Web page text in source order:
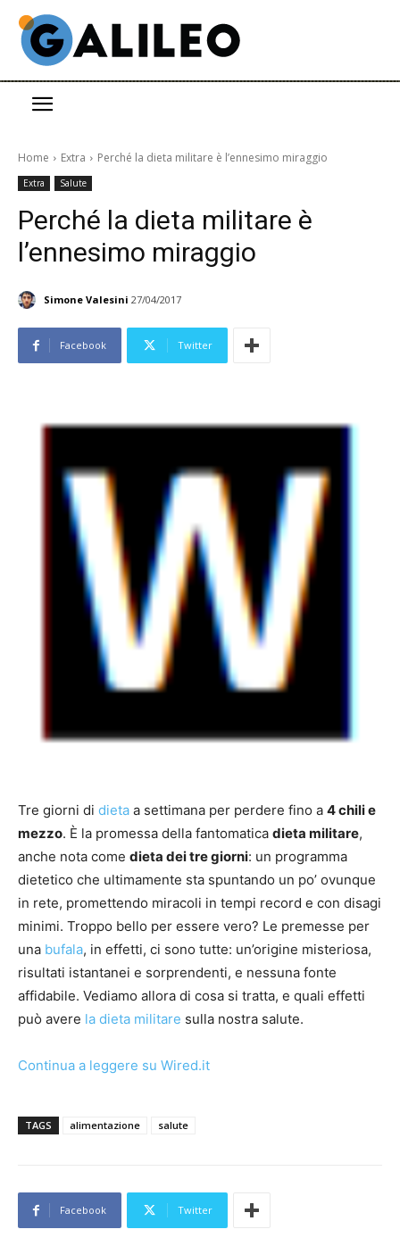
Home Extra Perché la dieta militare è l’ennesimo miraggio
Extra Salute
Perché la dieta militare è
l’ennesimo miraggio
Simone Valesini 27/04/2017
Facebook Twitter
Tre giorni di dieta a settimana per perdere fino a 4 chili e
mezzo. È la promessa della fantomatica dieta militare,
anche nota come dieta dei tre giorni: un programma
dietetico che ultimamente sta spuntando un po’ ovunque
in rete, promettendo miracoli in tempi record e con disagi
minimi. Troppo bello per essere vero? Le premesse per
una bufala, in effetti, ci sono tutte: un’origine misteriosa,
risultati istantanei e sorprendenti, e nessuna fonte
affidabile. Vediamo allora di cosa si tratta, e quali effetti
può avere la dieta militare sulla nostra salute.
Continua a leggere su Wired.it
TAGS alimentazione salute
Facebook Twitter